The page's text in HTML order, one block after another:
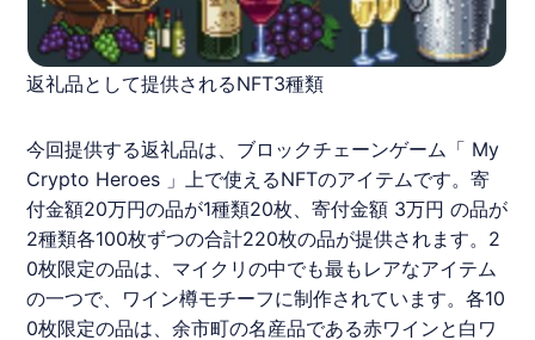
返礼品として提供されるNFT3種類
今回提供する返礼品は、ブロックチェーンゲーム「 My
Crypto Heroes 」上で使えるNFTのアイテムです。寄
付金額20万円の品が1種類20枚、寄付金額 3万円 の品が
2種類各100枚ずつの合計220枚の品が提供されます。2
0枚限定の品は、マイクリの中でも最もレアなアイテム
の一つで、ワイン樽モチーフに制作されています。各10
0枚限定の品は、余市町の名産品である赤ワインと白ワ